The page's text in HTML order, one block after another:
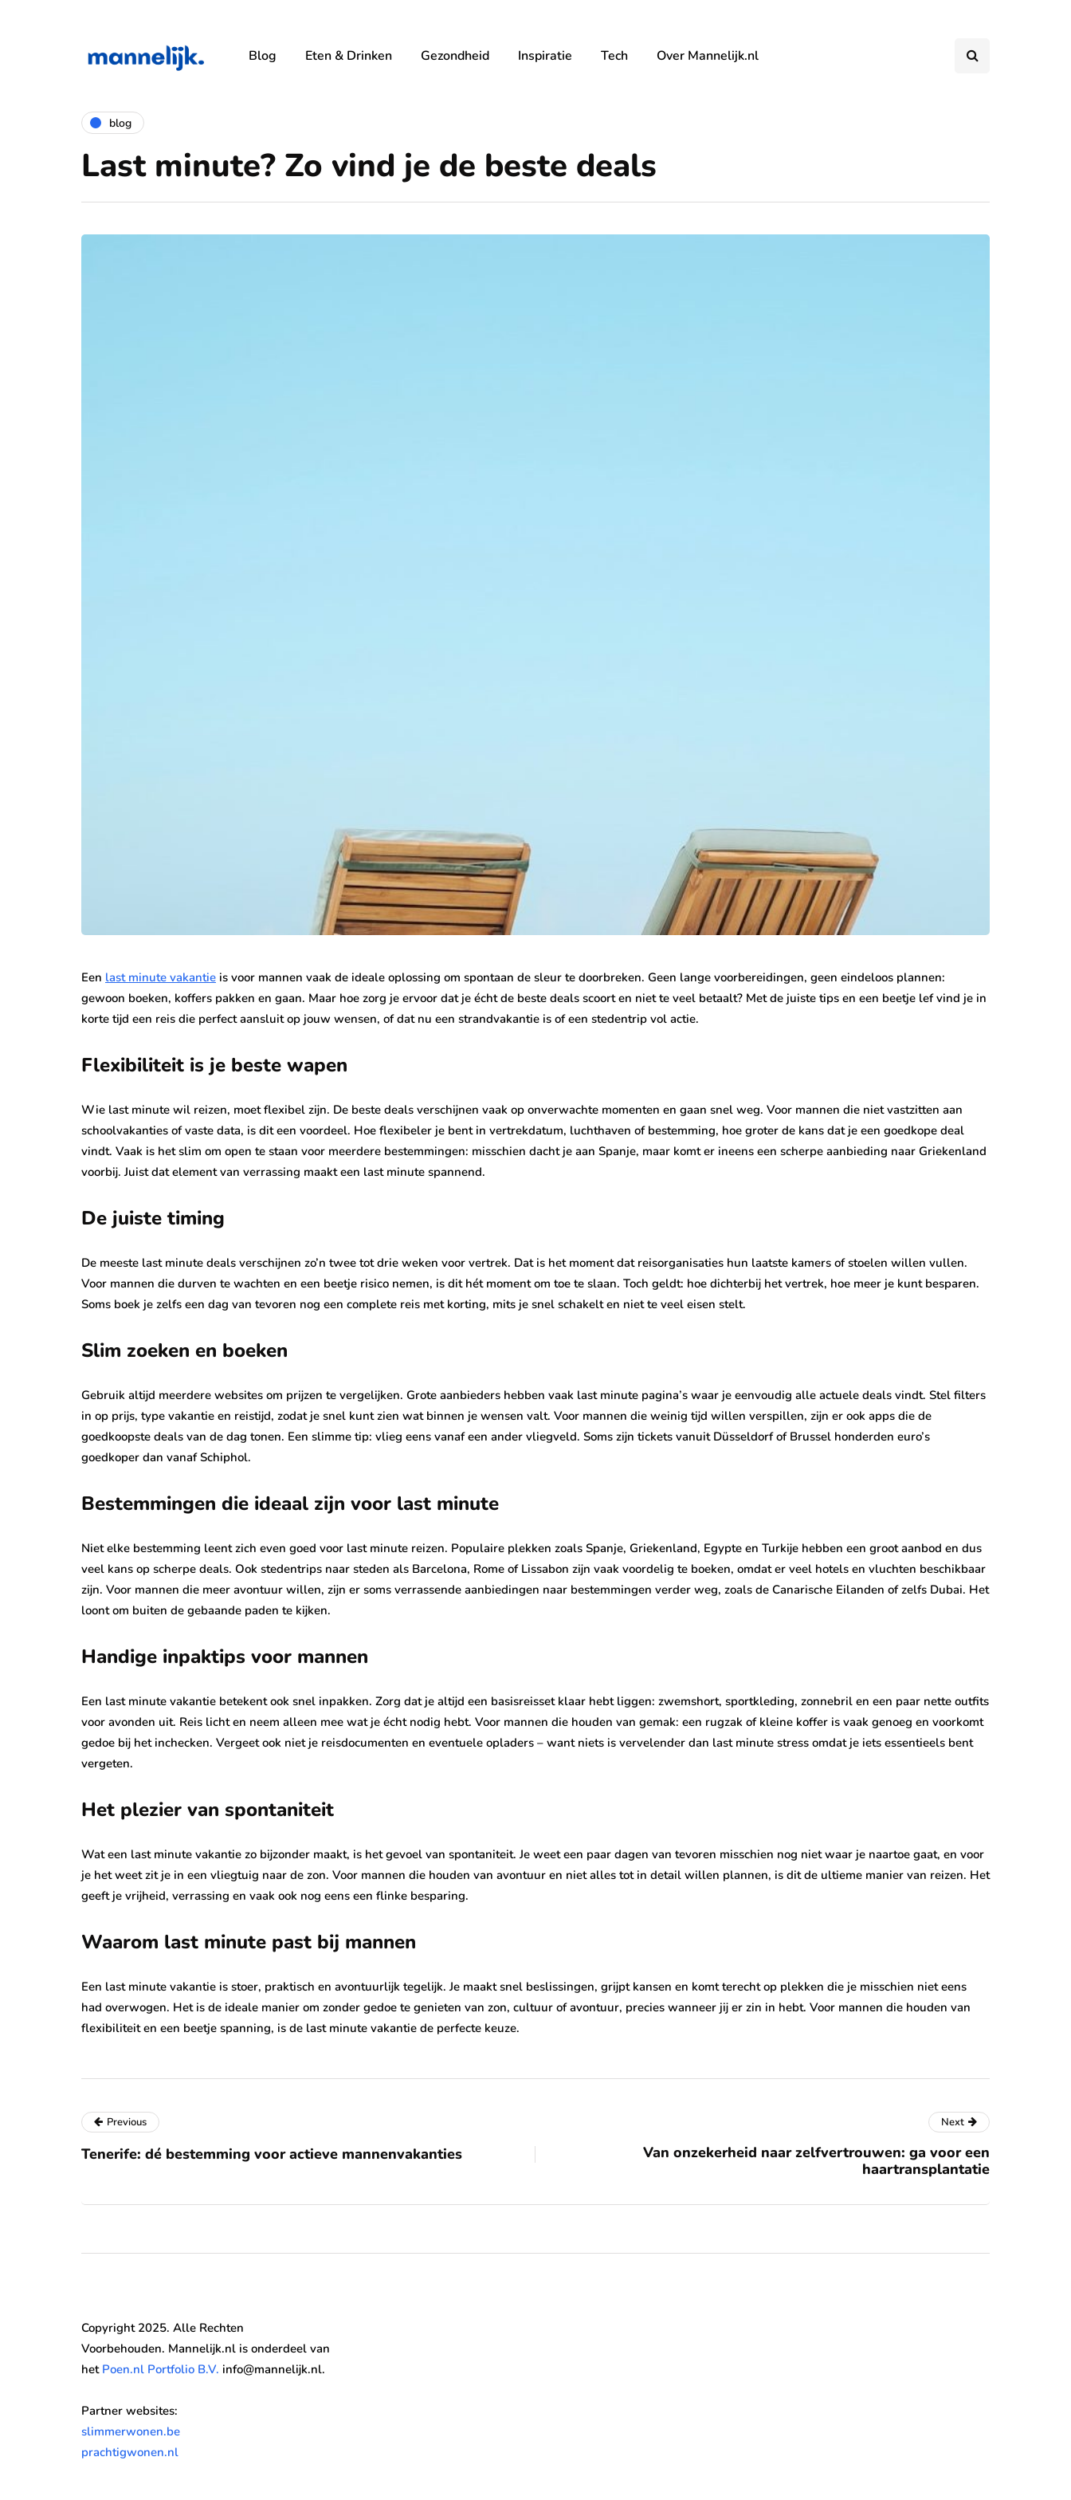
Blog Eten & Drinken Gezondheid Inspiratie Tech Over Mannelijk.nl
blog
Last minute? Zo vind je de beste deals
Een last minute vakantie is voor mannen vaak de ideale oplossing om spontaan de sleur te doorbreken. Geen lange voorbereidingen, geen eindeloos plannen:
gewoon boeken, koffers pakken en gaan. Maar hoe zorg je ervoor dat je écht de beste deals scoort en niet te veel betaalt? Met de juiste tips en een beetje lef vind je in
korte tijd een reis die perfect aansluit op jouw wensen, of dat nu een strandvakantie is of een stedentrip vol actie.
Flexibiliteit is je beste wapen
Wie last minute wil reizen, moet flexibel zijn. De beste deals verschijnen vaak op onverwachte momenten en gaan snel weg. Voor mannen die niet vastzitten aan
schoolvakanties of vaste data, is dit een voordeel. Hoe flexibeler je bent in vertrekdatum, luchthaven of bestemming, hoe groter de kans dat je een goedkope deal
vindt. Vaak is het slim om open te staan voor meerdere bestemmingen: misschien dacht je aan Spanje, maar komt er ineens een scherpe aanbieding naar Griekenland
voorbij. Juist dat element van verrassing maakt een last minute spannend.
De juiste timing
De meeste last minute deals verschijnen zo’n twee tot drie weken voor vertrek. Dat is het moment dat reisorganisaties hun laatste kamers of stoelen willen vullen.
Voor mannen die durven te wachten en een beetje risico nemen, is dit hét moment om toe te slaan. Toch geldt: hoe dichterbij het vertrek, hoe meer je kunt besparen.
Soms boek je zelfs een dag van tevoren nog een complete reis met korting, mits je snel schakelt en niet te veel eisen stelt.
Slim zoeken en boeken
Gebruik altijd meerdere websites om prijzen te vergelijken. Grote aanbieders hebben vaak last minute pagina’s waar je eenvoudig alle actuele deals vindt. Stel filters
in op prijs, type vakantie en reistijd, zodat je snel kunt zien wat binnen je wensen valt. Voor mannen die weinig tijd willen verspillen, zijn er ook apps die de
goedkoopste deals van de dag tonen. Een slimme tip: vlieg eens vanaf een ander vliegveld. Soms zijn tickets vanuit Düsseldorf of Brussel honderden euro’s
goedkoper dan vanaf Schiphol.
Bestemmingen die ideaal zijn voor last minute
Niet elke bestemming leent zich even goed voor last minute reizen. Populaire plekken zoals Spanje, Griekenland, Egypte en Turkije hebben een groot aanbod en dus
veel kans op scherpe deals. Ook stedentrips naar steden als Barcelona, Rome of Lissabon zijn vaak voordelig te boeken, omdat er veel hotels en vluchten beschikbaar
zijn. Voor mannen die meer avontuur willen, zijn er soms verrassende aanbiedingen naar bestemmingen verder weg, zoals de Canarische Eilanden of zelfs Dubai. Het
loont om buiten de gebaande paden te kijken.
Handige inpaktips voor mannen
Een last minute vakantie betekent ook snel inpakken. Zorg dat je altijd een basisreisset klaar hebt liggen: zwemshort, sportkleding, zonnebril en een paar nette outfits
voor avonden uit. Reis licht en neem alleen mee wat je écht nodig hebt. Voor mannen die houden van gemak: een rugzak of kleine koffer is vaak genoeg en voorkomt
gedoe bij het inchecken. Vergeet ook niet je reisdocumenten en eventuele opladers – want niets is vervelender dan last minute stress omdat je iets essentieels bent
vergeten.
Het plezier van spontaniteit
Wat een last minute vakantie zo bijzonder maakt, is het gevoel van spontaniteit. Je weet een paar dagen van tevoren misschien nog niet waar je naartoe gaat, en voor
je het weet zit je in een vliegtuig naar de zon. Voor mannen die houden van avontuur en niet alles tot in detail willen plannen, is dit de ultieme manier van reizen. Het
geeft je vrijheid, verrassing en vaak ook nog eens een flinke besparing.
Waarom last minute past bij mannen
Een last minute vakantie is stoer, praktisch en avontuurlijk tegelijk. Je maakt snel beslissingen, grijpt kansen en komt terecht op plekken die je misschien niet eens
had overwogen. Het is de ideale manier om zonder gedoe te genieten van zon, cultuur of avontuur, precies wanneer jij er zin in hebt. Voor mannen die houden van
flexibiliteit en een beetje spanning, is de last minute vakantie de perfecte keuze.
Previous
Tenerife: dé bestemming voor actieve mannenvakanties
Next
Van onzekerheid naar zelfvertrouwen: ga voor een
haartransplantatie
Copyright 2025. Alle Rechten
Voorbehouden. Mannelijk.nl is onderdeel van
het Poen.nl Portfolio B.V. info@mannelijk.nl.
Partner websites:
slimmerwonen.be
prachtigwonen.nl